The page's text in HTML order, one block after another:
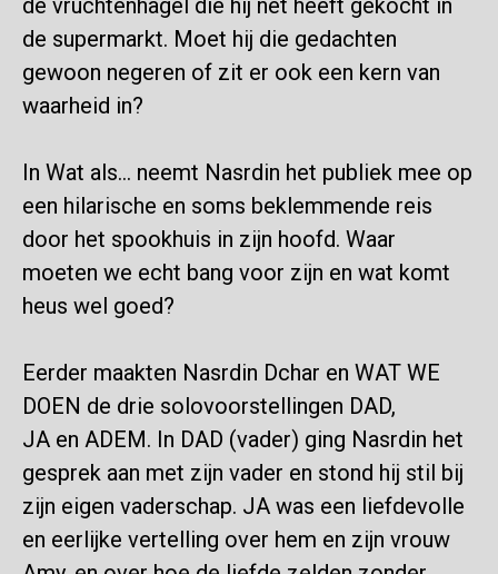
de vruchtenhagel die hij net heeft gekocht in
de supermarkt. Moet hij die gedachten
gewoon negeren of zit er ook een kern van
waarheid in?
In Wat als… neemt Nasrdin het publiek mee op
een hilarische en soms beklemmende reis
door het spookhuis in zijn hoofd. Waar
moeten we echt bang voor zijn en wat komt
heus wel goed?
Eerder maakten Nasrdin Dchar en WAT WE
DOEN de drie solovoorstellingen DAD,
JA en ADEM. In DAD (vader) ging Nasrdin het
gesprek aan met zijn vader en stond hij stil bij
zijn eigen vaderschap. JA was een liefdevolle
en eerlijke vertelling over hem en zijn vrouw